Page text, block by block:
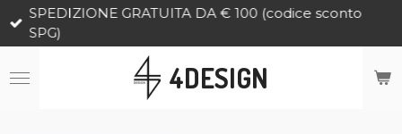
Vai
principale
4DESIGN
SPEDIZIONE GRATUITA DA € 100 (codice sconto
SPG)